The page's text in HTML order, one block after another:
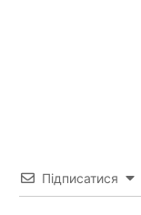
Підписатися